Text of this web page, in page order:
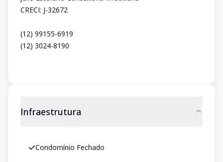
CRECI: J-32672
(12) 99155-6919
(12) 3024-8190
Infraestrutura
Condomínio Fechado